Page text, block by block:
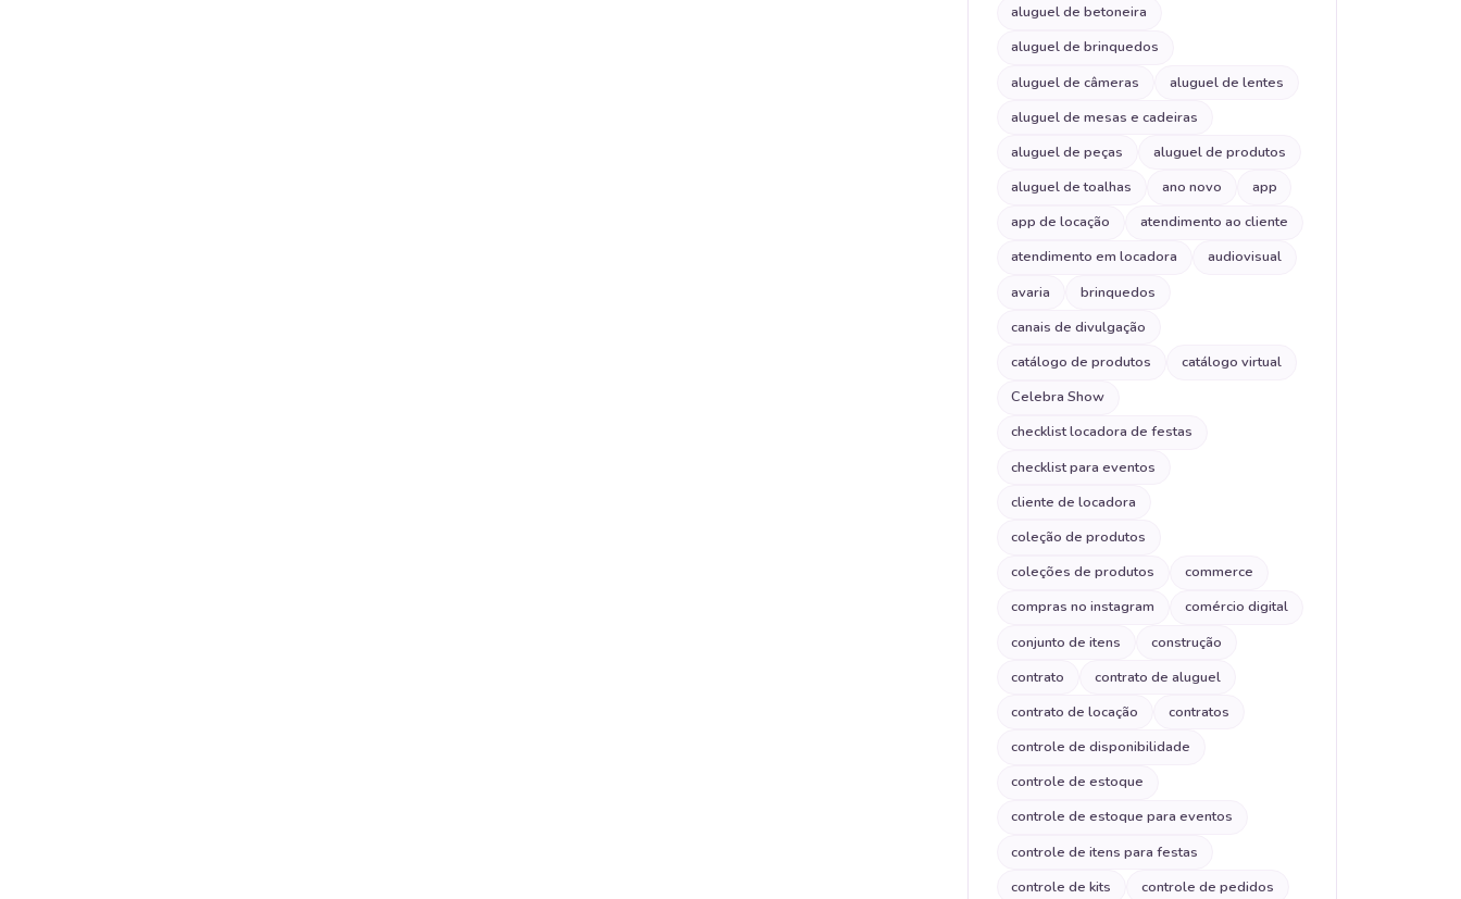
aluguel de betoneira
aluguel de brinquedos
aluguel de câmeras
aluguel de lentes
aluguel de mesas e cadeiras
aluguel de peças
aluguel de produtos
aluguel de toalhas
ano novo
app
app de locação
atendimento ao cliente
atendimento em locadora
audiovisual
avaria
brinquedos
canais de divulgação
catálogo de produtos
catálogo virtual
Celebra Show
checklist locadora de festas
checklist para eventos
cliente de locadora
coleção de produtos
coleções de produtos
commerce
compras no instagram
comércio digital
conjunto de itens
construção
contrato
contrato de aluguel
contrato de locação
contratos
controle de disponibilidade
controle de estoque
controle de estoque para eventos
controle de itens para festas
controle de kits
controle de pedidos